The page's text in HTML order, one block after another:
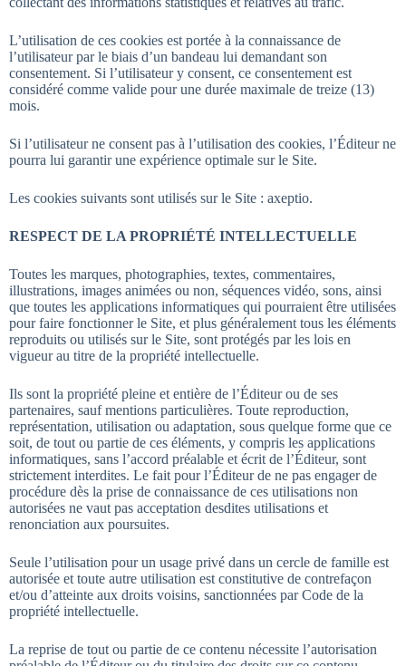
L’utilisation de ces cookies est portée à la connaissance de
l’utilisateur par le biais d’un bandeau lui demandant son
consentement. Si l’utilisateur y consent, ce consentement est
considéré comme valide pour une durée maximale de treize (13)
mois.
Si l’utilisateur ne consent pas à l’utilisation des cookies, l’Éditeur ne
pourra lui garantir une expérience optimale sur le Site.
Les cookies suivants sont utilisés sur le Site : axeptio.
RESPECT DE LA PROPRIÉTÉ INTELLECTUELLE
Toutes les marques, photographies, textes, commentaires,
illustrations, images animées ou non, séquences vidéo, sons, ainsi
que toutes les applications informatiques qui pourraient être utilisées
pour faire fonctionner le Site, et plus généralement tous les éléments
reproduits ou utilisés sur le Site, sont protégés par les lois en
vigueur au titre de la propriété intellectuelle.
Ils sont la propriété pleine et entière de l’Éditeur ou de ses
partenaires, sauf mentions particulières. Toute reproduction,
représentation, utilisation ou adaptation, sous quelque forme que ce
soit, de tout ou partie de ces éléments, y compris les applications
informatiques, sans l’accord préalable et écrit de l’Éditeur, sont
strictement interdites. Le fait pour l’Éditeur de ne pas engager de
procédure dès la prise de connaissance de ces utilisations non
autorisées ne vaut pas acceptation desdites utilisations et
renonciation aux poursuites.
Seule l’utilisation pour un usage privé dans un cercle de famille est
autorisée et toute autre utilisation est constitutive de contrefaçon
et/ou d’atteinte aux droits voisins, sanctionnées par Code de la
propriété intellectuelle.
La reprise de tout ou partie de ce contenu nécessite l’autorisation